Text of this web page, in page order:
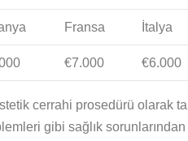
Fransa İtalya
€7.000 €6.000
cerrahi prosedürü olarak
gibi sağlık